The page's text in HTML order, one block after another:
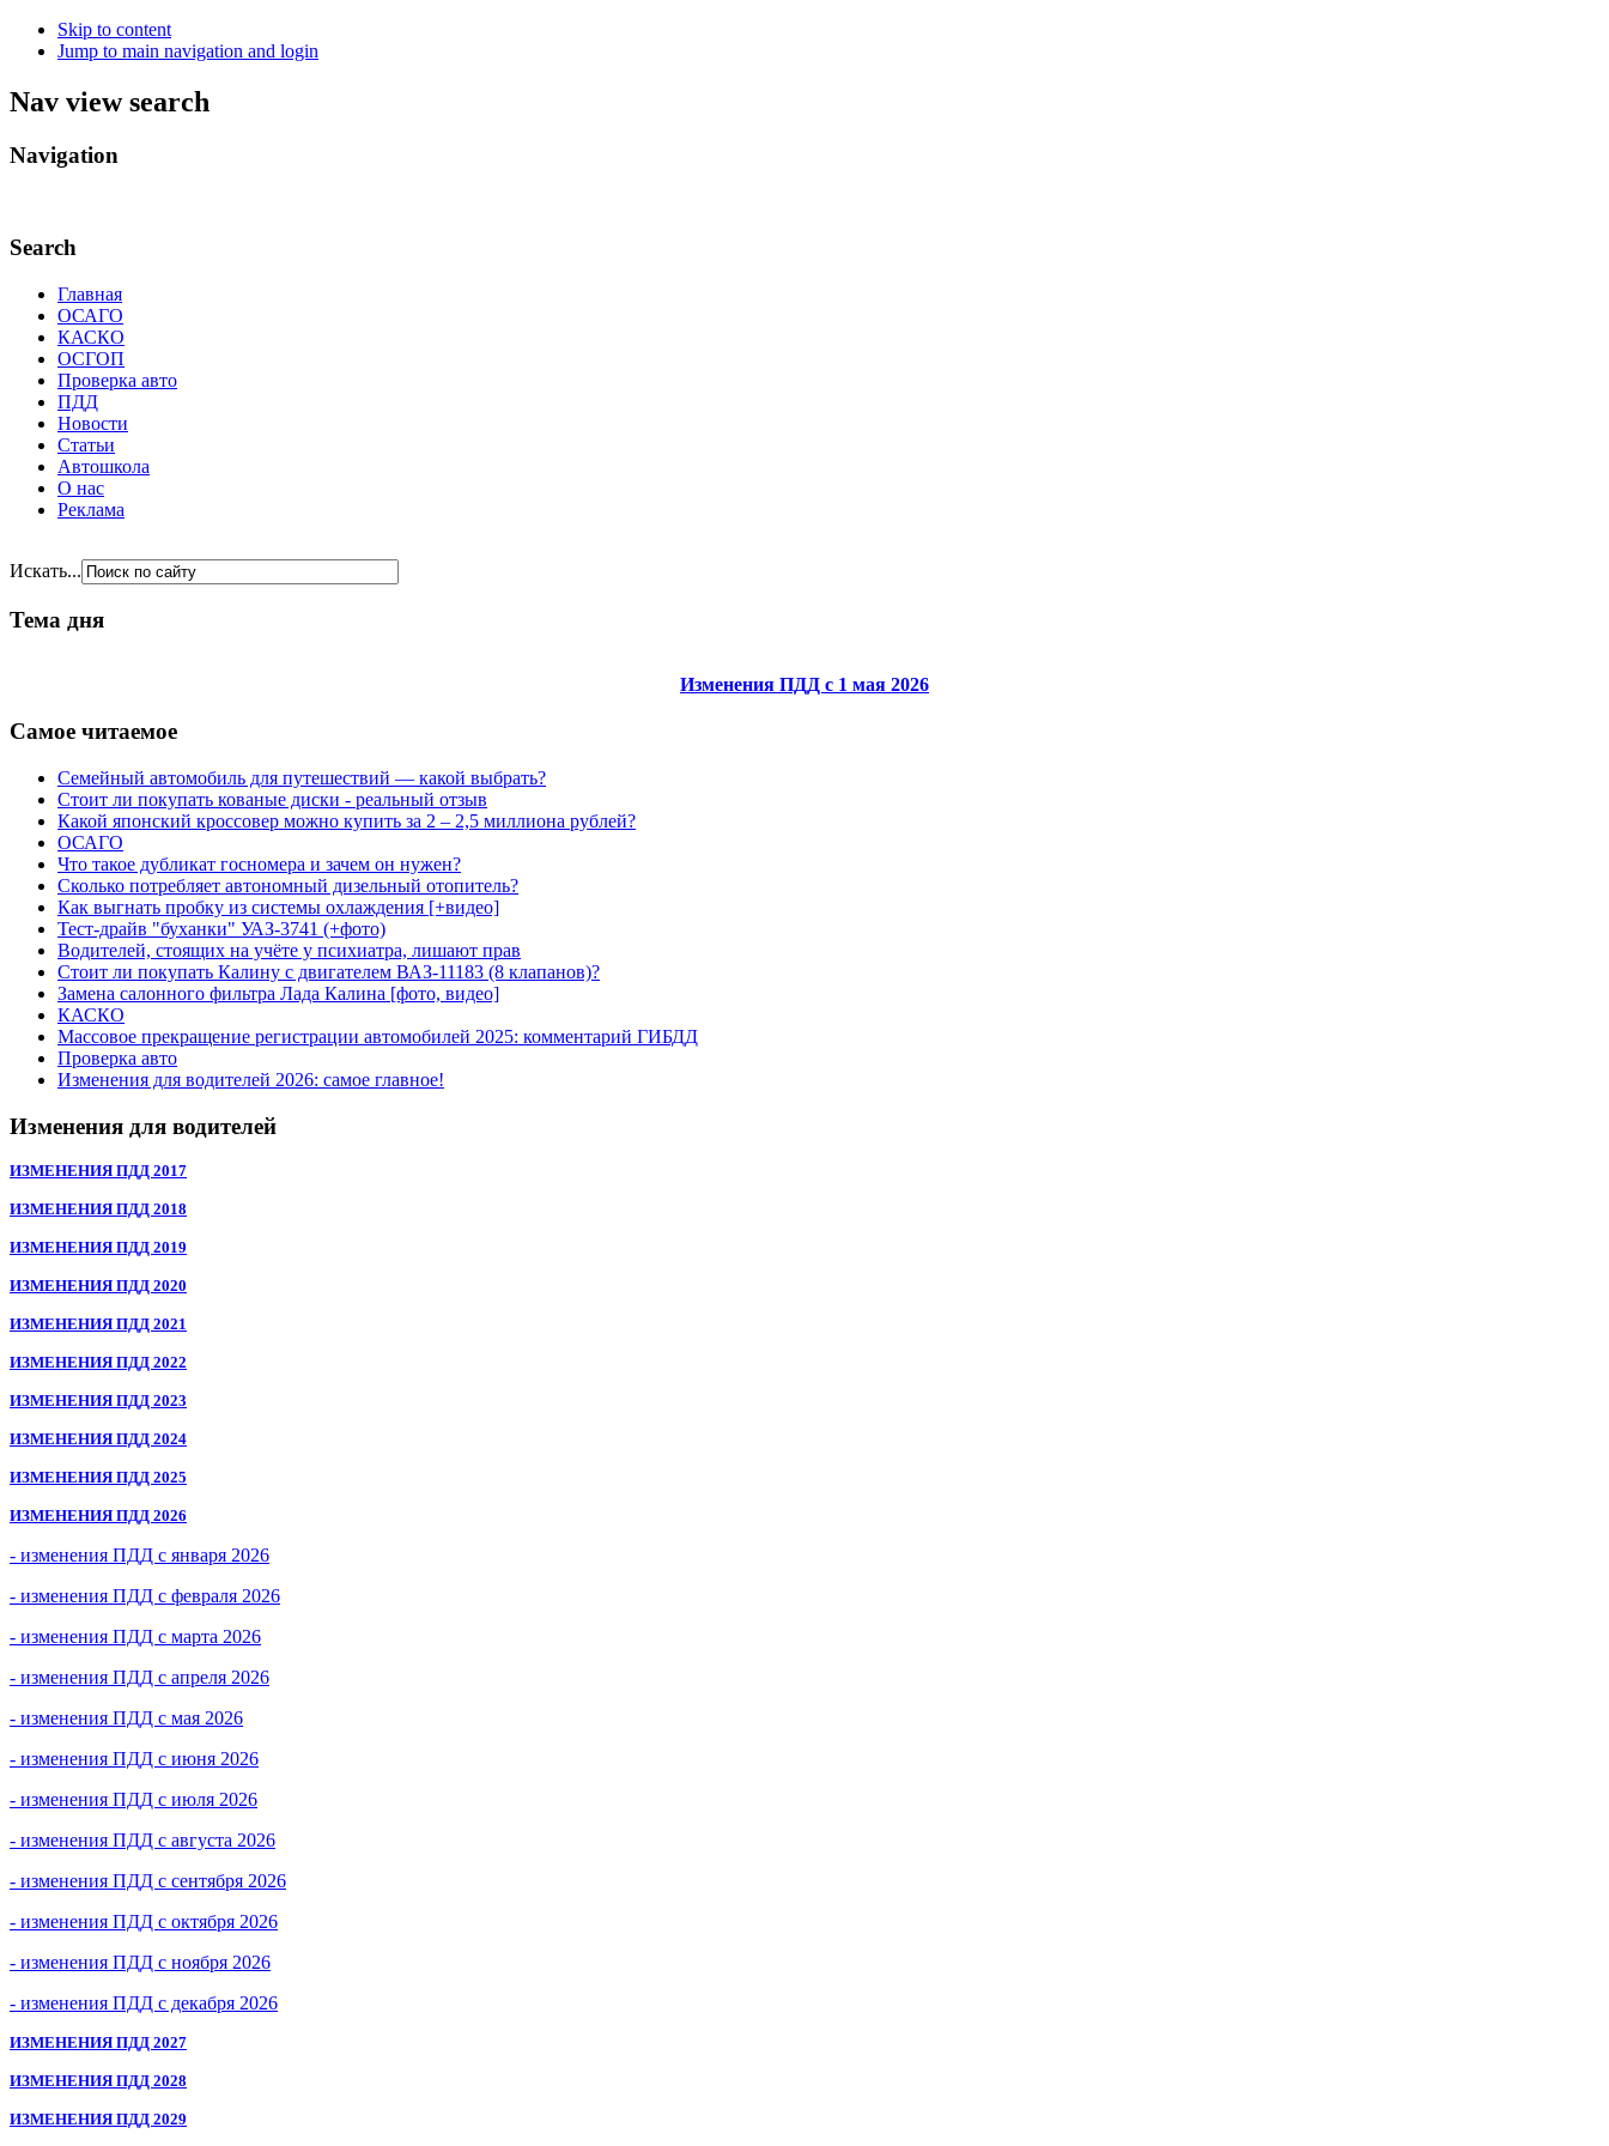
Skip to content
Jump to main navigation and login
Nav view search
Navigation
Search
Главная
ОСАГО
КАСКО
ОСГОП
Проверка авто
ПДД
Новости
Статьи
Автошкола
О нас
Реклама
Искать...
Тема дня
Изменения ПДД с 1 мая 2026
Самое читаемое
Семейный автомобиль для путешествий — какой выбрать?
Стоит ли покупать кованые диски - реальный отзыв
Какой японский кроссовер можно купить за 2 – 2,5 миллиона рублей?
ОСАГО
Что такое дубликат госномера и зачем он нужен?
Сколько потребляет автономный дизельный отопитель?
Как выгнать пробку из системы охлаждения [+видео]
Тест-драйв "буханки" УАЗ-3741 (+фото)
Водителей, стоящих на учёте у психиатра, лишают прав
Стоит ли покупать Калину с двигателем ВАЗ-11183 (8 клапанов)?
Замена салонного фильтра Лада Калина [фото, видео]
КАСКО
Массовое прекращение регистрации автомобилей 2025: комментарий ГИБДД
Проверка авто
Изменения для водителей 2026: самое главное!
Изменения для водителей
ИЗМЕНЕНИЯ ПДД 2017
ИЗМЕНЕНИЯ ПДД 2018
ИЗМЕНЕНИЯ ПДД 2019
ИЗМЕНЕНИЯ ПДД 2020
ИЗМЕНЕНИЯ ПДД 2021
ИЗМЕНЕНИЯ ПДД 2022
ИЗМЕНЕНИЯ ПДД 2023
ИЗМЕНЕНИЯ ПДД 2024
ИЗМЕНЕНИЯ ПДД 2025
ИЗМЕНЕНИЯ ПДД 2026
- изменения ПДД с января 2026
- изменения ПДД с февраля 2026
- изменения ПДД с марта 2026
- изменения ПДД с апреля 2026
- изменения ПДД с мая 2026
- изменения ПДД с июня 2026
- изменения ПДД с июля 2026
- изменения ПДД с августа 2026
- изменения ПДД с сентября 2026
- изменения ПДД с октября 2026
- изменения ПДД с ноября 2026
- изменения ПДД с декабря 2026
ИЗМЕНЕНИЯ ПДД 2027
ИЗМЕНЕНИЯ ПДД 2028
ИЗМЕНЕНИЯ ПДД 2029